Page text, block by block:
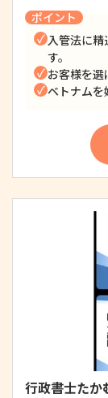
ポイント
入管法に精
す。
お客様を選
ベトナムを
行政書士たか